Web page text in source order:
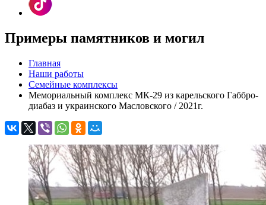
Примеры памятников и могил
Главная
Наши работы
Семейные комплексы
Мемориальный комплекс МК-29 из карельского Габбро-
диабаз и украинского Масловского / 2021г.